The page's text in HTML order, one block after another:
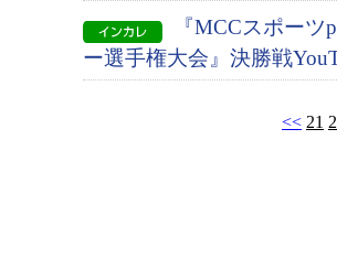
『MCCスポー
ー選手権大会』決勝戦
<< 21